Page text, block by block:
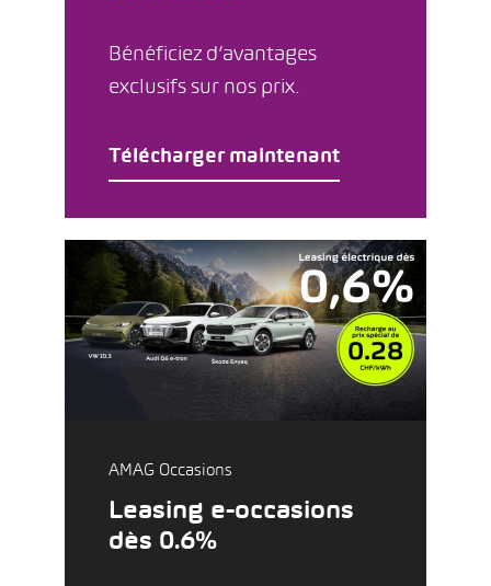
Bénéficiez d’avantages
exclusifs sur nos prix.
Télécharger maintenant
AMAG Occasions
Leasing e-occasions
dès 0.6%